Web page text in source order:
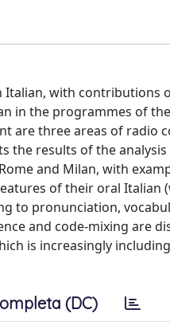
with contributions
in the programmes of
are three areas of radio
the results of the
and Milan, with
of their oral Italian
to pronunciation,
and code-mixing are
is increasingly
(DC)